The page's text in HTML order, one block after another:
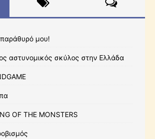
μου!
αστυνομικός σκύλος στην Ελλάδα
OF THE MONSTERS